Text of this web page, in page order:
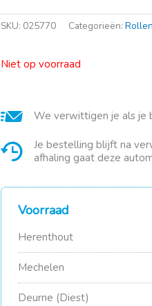
SKU: 025770 Categorieën:
Niet op voorraad
We verwittigen je als je
Je bestelling blijft na
afhaling gaat deze
Voorraad
Herenthout
Mechelen
Deurne (Diest)